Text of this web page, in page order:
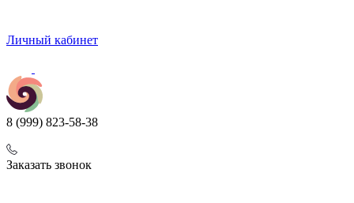
Личный кабинет
8 (999) 823-58-38
Заказать звонок